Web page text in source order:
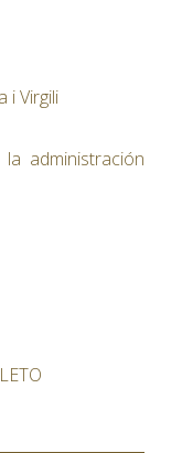
i Virgili
administración